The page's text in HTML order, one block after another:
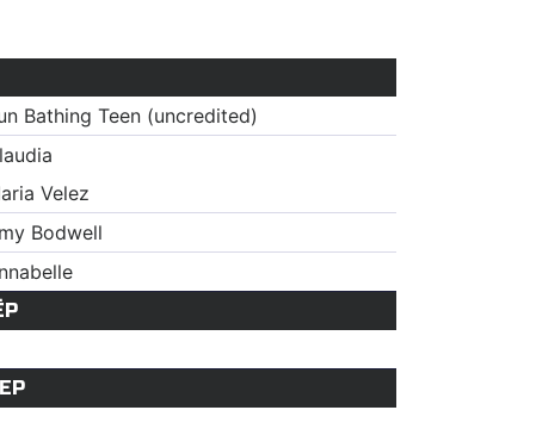
Bathing Teen (uncredited)
Velez
Bodwell